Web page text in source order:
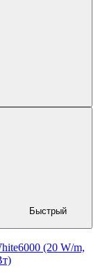
Быстрый
(20 W/m,